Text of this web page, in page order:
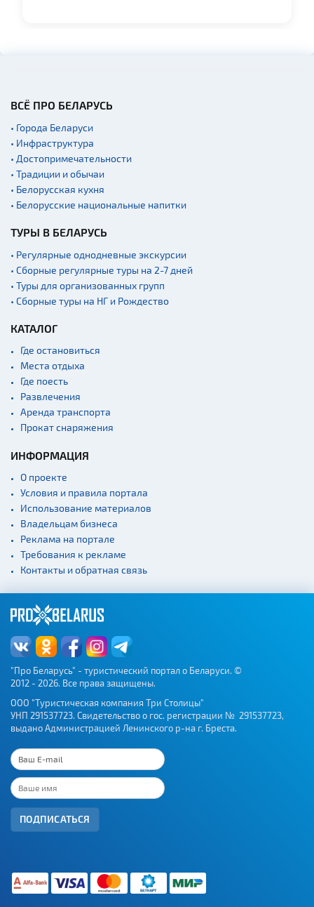
ВСЁ ПРО БЕЛАРУСЬ
• Города Беларуси
• Инфраструктура
• Достопримечательности
• Традиции и обычаи
• Белорусская кухня
• Белорусские национальные напитки
ТУРЫ В БЕЛАРУСЬ
• Регулярные однодневные экскурсии
• Сборные регулярные туры на 2-7 дней
• Туры для организованных групп
• Сборные туры на НГ и Рождество
КАТАЛОГ
Где остановиться
Места отдыха
Где поесть
Развлечения
Аренда транспорта
Прокат снаряжения
ИНФОРМАЦИЯ
О проекте
Условия и правила портала
Использование материалов
Владельцам бизнеса
Реклама на портале
Требования к рекламе
Контакты и обратная связь
"Про Беларусь" - туристический портал о Беларуси. ©
2012 - 2026. Все права защищены.
ООО "Туристическая компания Три Столицы"
УНП 291537723. Свидетельство о гос. регистрации № 291537723,
выдано Администрацией Ленинского р-на г. Бреста.
ПОДПИСАТЬСЯ